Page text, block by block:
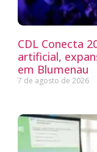
CDL Conecta
artificial,
em Blumenau
7 de agosto de 2026